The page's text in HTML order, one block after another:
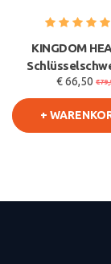
KINGDOM
Sora -€ 66,50
+